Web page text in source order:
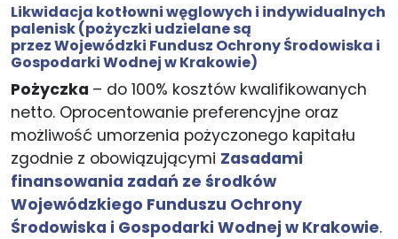
Likwidacja kotłowni węglowych i indywidualnych
palenisk(pożyczki udzielane są
przez Wojewódzki Fundusz Ochrony Środowiska i
Gospodarki Wodnej w Krakowie)
Pożyczka – do 100% kosztów kwalifikowanych
netto. Oprocentowanie preferencyjne oraz
możliwość umorzenia pożyczonego kapitału
zgodnie z obowiązującymi Zasadami
finansowania zadań ze środków
Wojewódzkiego Funduszu Ochrony
Środowiska i Gospodarki Wodnej w Krakowie.